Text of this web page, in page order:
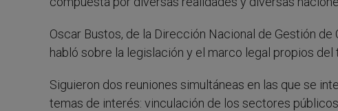
Oscar Bustos, de la Dirección Nacional de Gestión
habló sobre la legislación y el marco legal propios del
Siguieron dos reuniones simultáneas en las que se
temas de interés: vinculación de los sectores